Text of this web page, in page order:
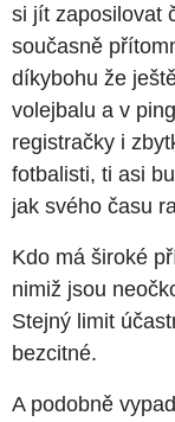
si jít zaposilovat
současně
díkybohu že
volejbalu a v
registračky i
fotbalisti, ti asi
jak svého času
Kdo má široké
nimiž jsou
Stejný limit
bezcitné.
A podobně